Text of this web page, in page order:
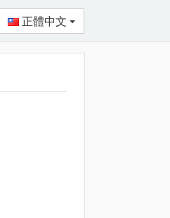
正體中文